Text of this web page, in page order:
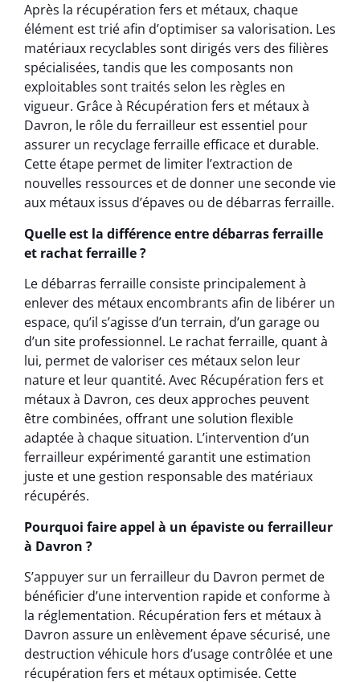
Après la récupération fers et métaux, chaque
élément est trié afin d’optimiser sa valorisation. Les
matériaux recyclables sont dirigés vers des filières
spécialisées, tandis que les composants non
exploitables sont traités selon les règles en
vigueur. Grâce à Récupération fers et métaux à
Davron, le rôle du ferrailleur est essentiel pour
assurer un recyclage ferraille efficace et durable.
Cette étape permet de limiter l’extraction de
nouvelles ressources et de donner une seconde vie
aux métaux issus d’épaves ou de débarras ferraille.
Quelle est la différence entre débarras ferraille
et rachat ferraille ?
Le débarras ferraille consiste principalement à
enlever des métaux encombrants afin de libérer un
espace, qu’il s’agisse d’un terrain, d’un garage ou
d’un site professionnel. Le rachat ferraille, quant à
lui, permet de valoriser ces métaux selon leur
nature et leur quantité. Avec Récupération fers et
métaux à Davron, ces deux approches peuvent
être combinées, offrant une solution flexible
adaptée à chaque situation. L’intervention d’un
ferrailleur expérimenté garantit une estimation
juste et une gestion responsable des matériaux
récupérés.
Pourquoi faire appel à un épaviste ou ferrailleur
à Davron ?
S’appuyer sur un ferrailleur du Davron permet de
bénéficier d’une intervention rapide et conforme à
la réglementation. Récupération fers et métaux à
Davron assure un enlèvement épave sécurisé, une
destruction véhicule hors d’usage contrôlée et une
récupération fers et métaux optimisée. Cette